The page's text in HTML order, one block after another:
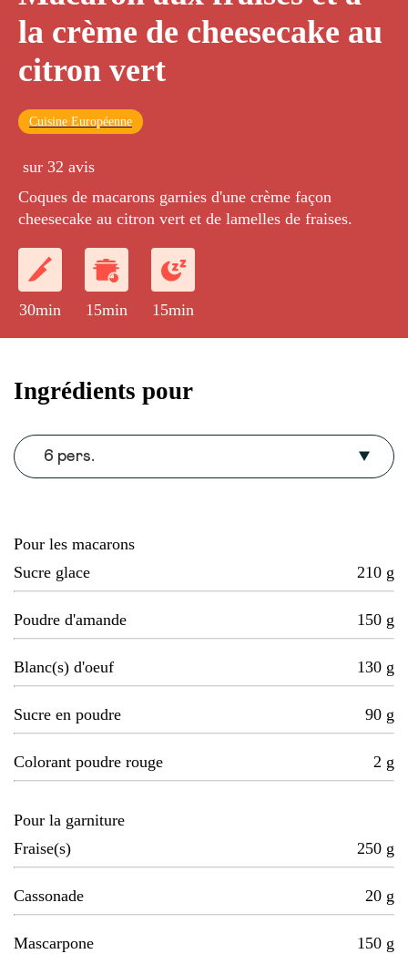
la crème de cheesecake au
citron vert
Cuisine Européenne
sur 32 avis
Coques de macarons garnies d'une crème façon
cheesecake au citron vert et de lamelles de fraises.
30min 15min 15min
Ingrédients pour
6 pers.
Pour les macarons
Sucre glace
210 g
Poudre d'amande 150 g
Blanc(s) d'oeuf 130 g
Sucre en poudre 90 g
Colorant poudre rouge 2 g
Pour la garniture
Fraise(s)
250 g
Cassonade 20 g
Mascarpone 150 g